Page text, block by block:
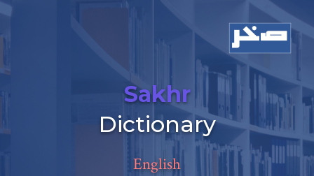
Sakhr
Dictionary
English
Add a comment